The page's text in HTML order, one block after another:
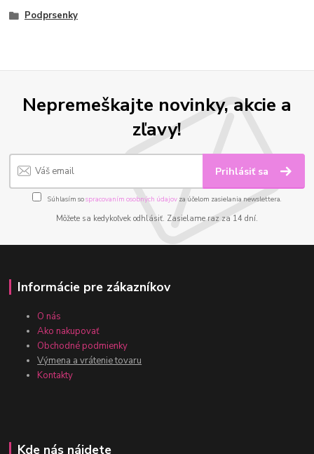
Podprsenky
Nepremeškajte novinky, akcie a
zľavy!
Prihlásiť sa
Súhlasím sospracovaním osobných údajov za účelom zasielania newslettera.
Môžete sa kedykoľvek odhlásiť. Zasielame raz za 14 dní.
Informácie pre zákazníkov
O nás
Ako nakupovať
Obchodné podmienky
Výmena a vrátenie tovaru
Kontakty
Kde nás nájdete